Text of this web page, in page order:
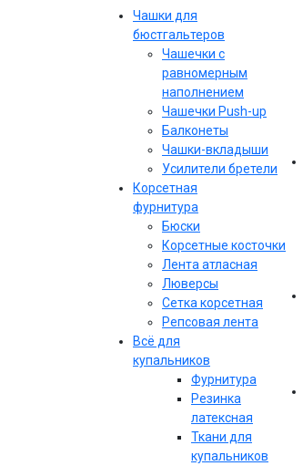
Чашки для
бюстгальтеров
Чашечки с
равномерным
наполнением
Чашечки Push-up
Балконеты
Чашки-вкладыши
Усилители бретели
Корсетная
фурнитура
Бюски
Корсетные косточки
Лента атласная
Люверсы
Сетка корсетная
Репсовая лента
Всё для
купальников
Фурнитура
Резинка
латексная
Ткани для
купальников